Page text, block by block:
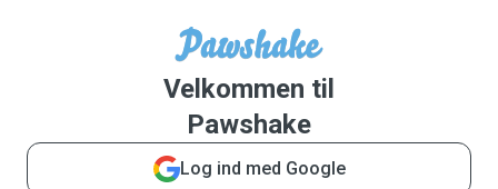
Velkommen til
Pawshake
Log ind med Google